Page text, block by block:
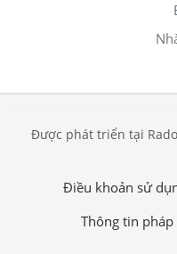
Được phát triển tại
Điều khoản sử
Thông tin pháp